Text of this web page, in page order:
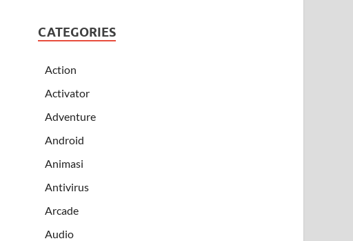
CATEGORIES
Action
Activator
Adventure
Android
Animasi
Antivirus
Arcade
Audio